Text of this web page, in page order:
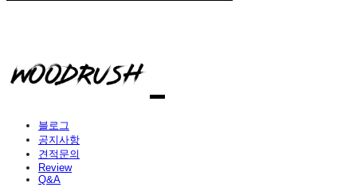
블로그
공지사항
견적문의
Review
Q&A